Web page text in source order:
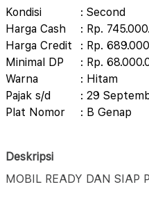
Kondisi
: Second
Harga Cash
: Rp.
Harga Credit
: Rp.
Minimal DP
: Rp.
Warna
: Hitam
Pajak s/d
: 29
Plat Nomor
: B Genap
Deskripsi
MOBIL READY DAN SIAP